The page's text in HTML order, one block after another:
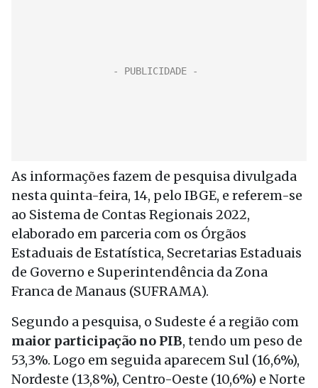
As informações fazem de pesquisa divulgada
nesta quinta-feira, 14, pelo IBGE, e referem-se
ao Sistema de Contas Regionais 2022,
elaborado em parceria com os Órgãos
Estaduais de Estatística, Secretarias Estaduais
de Governo e Superintendência da Zona
Franca de Manaus (SUFRAMA).
Segundo a pesquisa, o Sudeste é a região com
maior participação no PIB, tendo um peso de
53,3%. Logo em seguida aparecem Sul (16,6%),
Nordeste (13,8%), Centro-Oeste (10,6%) e Norte